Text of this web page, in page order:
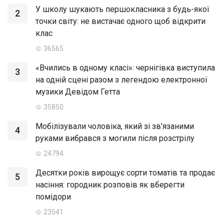
2
У школу шукають першокласника з будь-якої
точки світу: не вистачає одного щоб відкрити
клас
36565
3
«Вчились в одному класі»: чернігівка виступила
на одній сцені разом з легендою електронної
музики Девідом Гетта
35850
4
Мобілізували чоловіка, який зі зв’язаними
руками вибрався з могили після розстрілу
24794
5
Десятки років вирощує сорти томатів та продає
насіння: городник розповів як вберегти
помідори
23541